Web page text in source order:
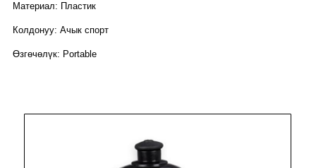
Материал: Пластик
Колдонуу: Ачык спорт
Өзгөчөлүк: Portable